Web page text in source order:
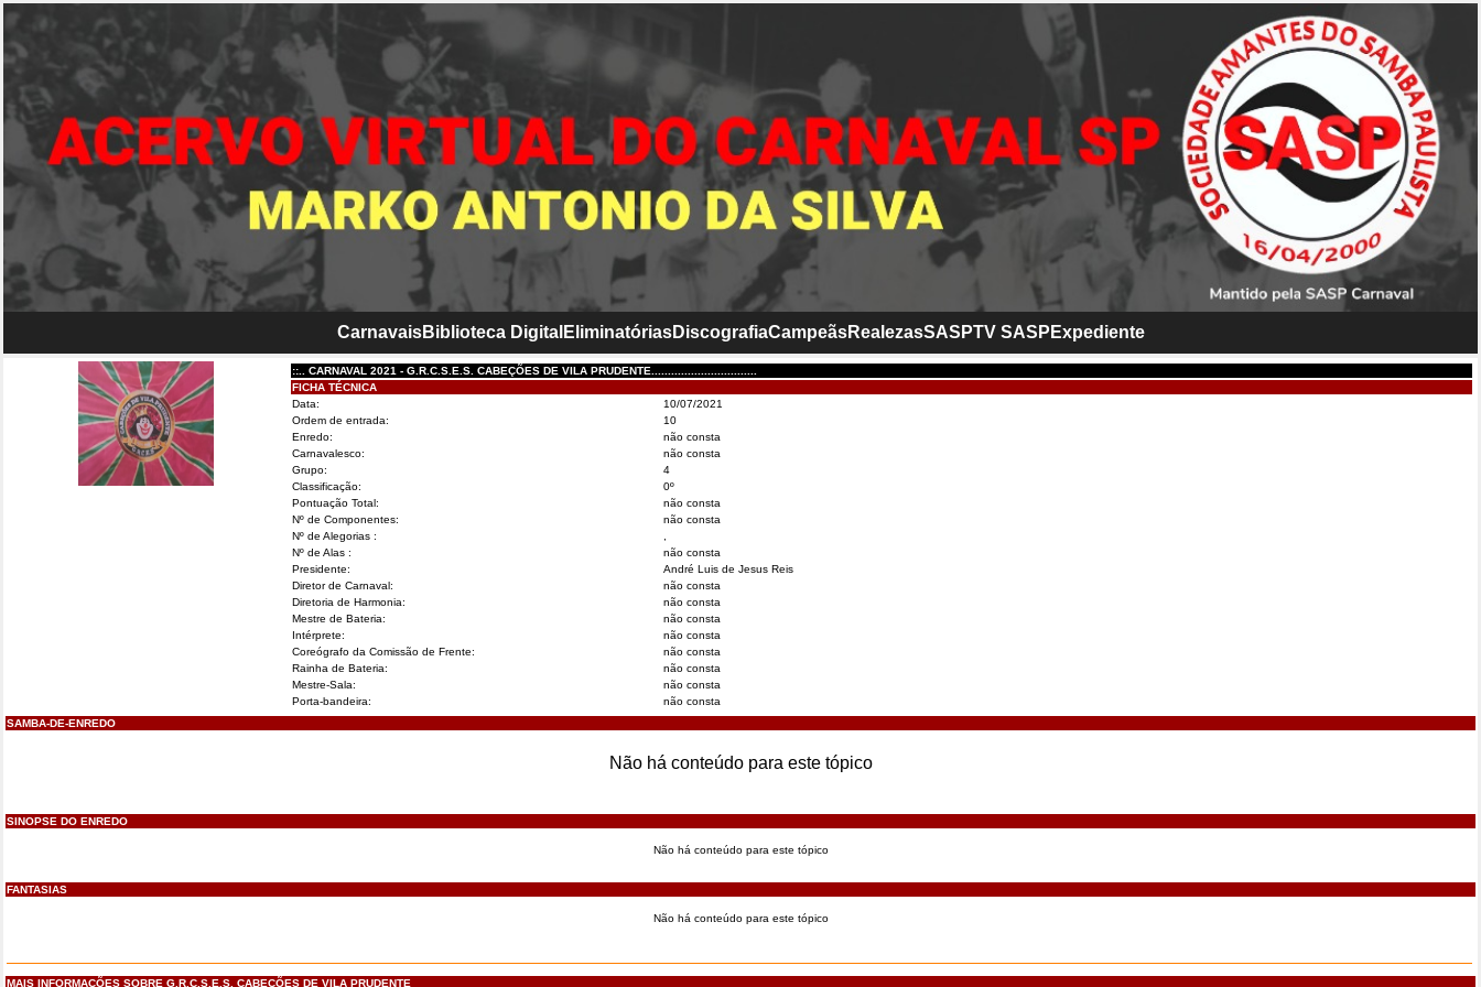
CarnavaisBiblioteca Digital EliminatóriasDiscografiaCampeãsRealezasSASPTV SASP Expediente
::.. CARNAVAL 2021 - G.R.C.S.E.S. CABEÇÕES DE VILA PRUDENTE................................
FICHA TÉCNICA
Data:
10/07/2021
Ordem de entrada:
10
Enredo:
não consta
Carnavalesco:
não consta
Grupo:
4
Classificação:
0º
Pontuação Total:
não consta
Nº de Componentes:
não consta
Nº de Alegorias :
Nº de Alas :
não consta
Presidente:
André Luis de Jesus Reis
Diretor de Carnaval:
não consta
Diretoria de Harmonia:
não consta
Mestre de Bateria:
não consta
Intérprete:
não consta
Coreógrafo da Comissão de Frente:
não consta
Rainha de Bateria:
não consta
Mestre-Sala:
não consta
Porta-bandeira:
não consta
SAMBA-DE-ENREDO
Não há conteúdo para este tópico
SINOPSE DO ENREDO
Não há conteúdo para este tópico
FANTASIAS
Não há conteúdo para este tópico
MAIS INFORMAÇÕES SOBRE G.R.C.S.E.S. CABEÇÕES DE VILA PRUDENTE